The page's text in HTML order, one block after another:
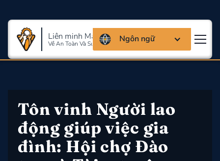
Liên minh Massachusettes
Về An Toàn Và Sức Khỏe Lao Động
Ngôn ngữ
Tôn vinh Người lao
động giúp việc gia
đình: Hội chợ Đào